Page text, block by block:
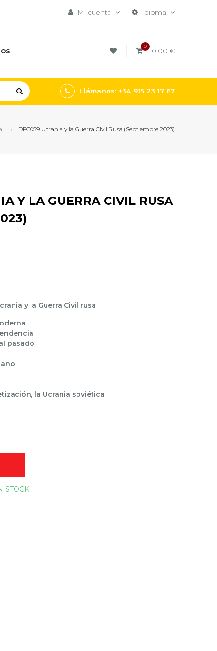
Idioma
Mi cuenta
0 0,00 €
Llámanos: +34 915 23 17 67
DFC059 Ucrania y la Guerra Civil Rusa (Septiembre 2023)
Y LA GUERRA CIVIL RUSA
y la Guerra Civil rusa
pasado
la Ucrania soviética
STOCK